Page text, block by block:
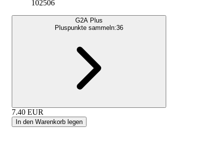
102506
G2A Plus
Pluspunkte sammeln:36
7.40 EUR
In den Warenkorb legen